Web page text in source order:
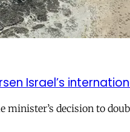
Israel’s
decision to